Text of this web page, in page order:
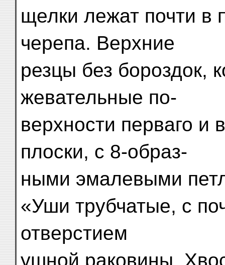
щелки лежат почти в
черепа. Верхние
резцы без бороздок,
жевательные по-
верхности перваго и
плоски, с 8-образ-
ными эмалевыми
«Уши трубчатые, с
отверстием
ушной раковины.